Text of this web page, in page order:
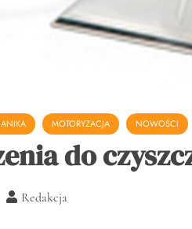
MOTORYZACJA NOWOŚCI
do
Redakcja